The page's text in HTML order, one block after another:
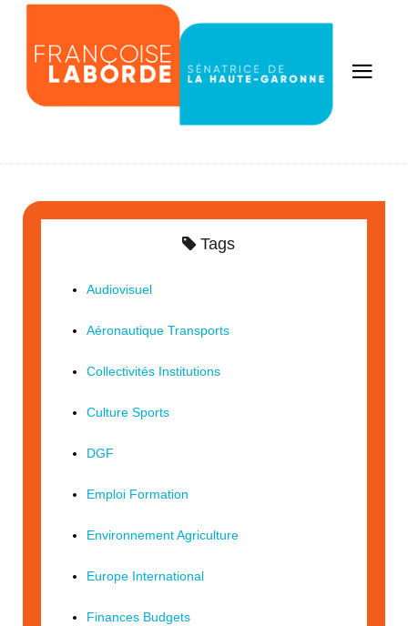
Tags
Audiovisuel
Aéronautique Transports
Collectivités Institutions
Culture Sports
DGF
Emploi Formation
Environnement Agriculture
Europe International
Finances Budgets